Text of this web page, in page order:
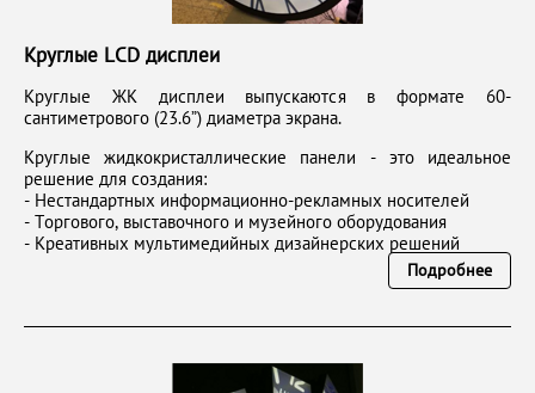
Круглые LCD дисплеи
Круглые ЖК дисплеи выпускаются в формате 60-
сантиметрового (23.6”) диаметра экрана.
Круглые жидкокристаллические панели - это идеальное
решение для создания:
- Нестандартных информационно-рекламных носителей
- Торгового, выставочного и музейного оборудования
- Креативных мультимедийных дизайнерских решений
Подробнее